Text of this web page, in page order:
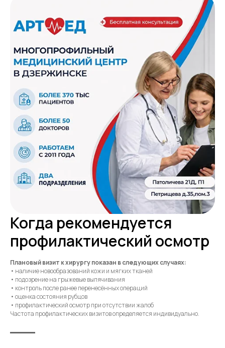
Когда рекомендуется
профилактический осмотр
Плановый визит к хирургу показан в следующих случаях:
• наличие новообразований кожи и мягких тканей
• подозрение на грыжевые выпячивания
• контроль после ранее перенесённых операций
• оценка состояния рубцов
• профилактический осмотр при отсутствии жалоб
Частота профилактических визитов определяется индивидуально.